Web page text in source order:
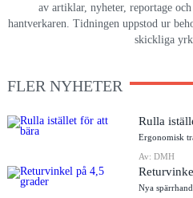
av artiklar, nyheter, reportage
hantverkaren. Tidningen uppstod ur
skickliga
FLER NYHETER
Rulla
Ergonomisk
Av: DMH
Nya